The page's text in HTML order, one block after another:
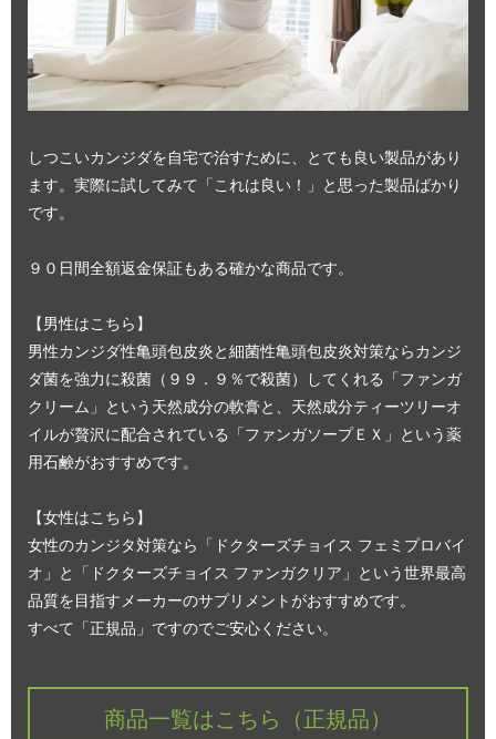
しつこいカンジダを自宅で治すために、とても良い製品があり
ます。実際に試してみて「これは良い！」と思った製品ばかり
です。
９０日間全額返金保証もある確かな商品です。
【男性はこちら】
男性カンジダ性亀頭包皮炎と細菌性亀頭包皮炎対策ならカンジ
ダ菌を強力に殺菌（９９．９％で殺菌）してくれる「ファンガ
クリーム」という天然成分の軟膏と、天然成分ティーツリーオ
イルが贅沢に配合されている「ファンガソープＥＸ」という薬
用石鹸がおすすめです。
【女性はこちら】
女性のカンジタ対策なら「ドクターズチョイス フェミプロバイ
オ」と「ドクターズチョイス ファンガクリア」という世界最高
品質を目指すメーカーのサプリメントがおすすめです。
すべて「正規品」ですのでご安心ください。
商品一覧はこちら（正規品）